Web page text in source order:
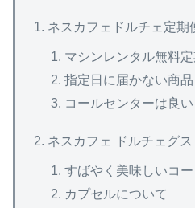
ネスカフェドルチェ定期
マシンレンタル無料
指定日に届かない商品
コールセンターは良い
ネスカフェ ドルチェグ
すばやく美味しいコ
カプセルについて